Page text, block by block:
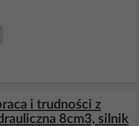
i trudności z
8cm3, silnik